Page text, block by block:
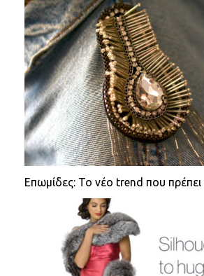
Επωμίδες: Το νέο trend που πρέπει